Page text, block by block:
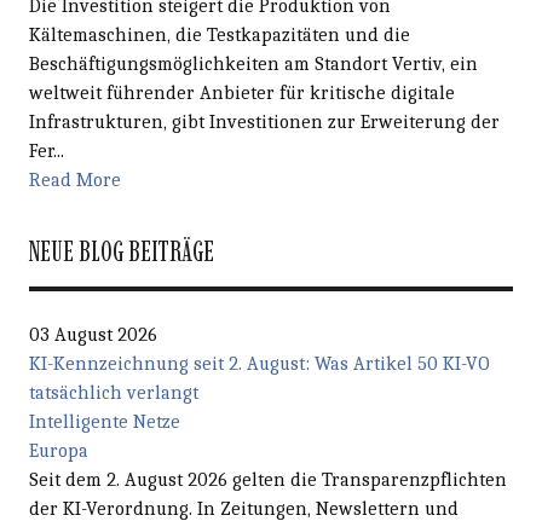
Die Investition steigert die Produktion von
Kältemaschinen, die Testkapazitäten und die
Beschäftigungsmöglichkeiten am Standort Vertiv, ein
weltweit führender Anbieter für kritische digitale
Infrastrukturen, gibt Investitionen zur Erweiterung der
Fer...
Read More
NEUE BLOG BEITRÄGE
03 August 2026
KI-Kennzeichnung seit 2. August: Was Artikel 50 KI-VO
tatsächlich verlangt
Intelligente Netze
Europa
Seit dem 2. August 2026 gelten die Transparenzpflichten
der KI-Verordnung. In Zeitungen, Newslettern und